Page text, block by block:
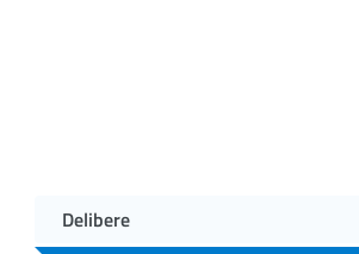
Delibere